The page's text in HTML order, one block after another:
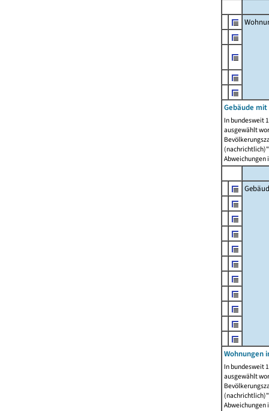
Gebäude
In bundesweit
ausgewählt
Abweichungen
Wohnungen
In bundesweit
ausgewählt
Abweichungen